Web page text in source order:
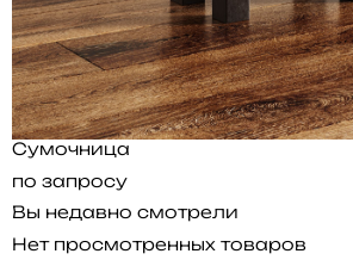
Сумочница
по запросу
Вы недавно смотрели
Нет просмотренных товаров